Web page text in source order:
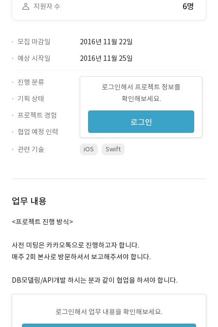
지원자 수 6명
모집 마감일
2016년 11월 22일
예상 시작일
2016년 11월 25일
로그인해서 프로젝트 정보를
확인해보세요.
로그인
진행 분류
기획 상태
프로젝트 경험
협업 예정 인력
관련 기술
iOS Swift
업무 내용
<프로젝트 진행 방식>
사전 미팅은 카카오톡으로 진행하고자 합니다.
매주 2회 본사로 방문하셔서 보고해주셔야 합니다.
DB모델링/API개발 하시는 분과 같이 협업을 하셔야 합니다.
로그인해서 업무 내용을 확인해보세요.